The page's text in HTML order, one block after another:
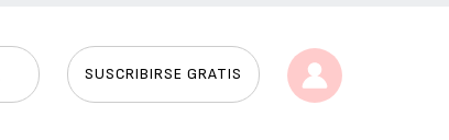
SUSCRIBIRSE GRATIS